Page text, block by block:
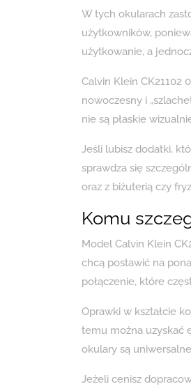
W tych okularach
użytkowników,
użytkowanie, a
Calvin Klein CK21102
nowoczesny i
nie są płaskie
Jeśli lubisz dodatki,
sprawdza się
oraz z biżuterią czy
Komu
Model Calvin Klein
chcą postawić na
połączenie, które
Oprawki w kształcie
temu można uzyskać
okulary są
Jeżeli cenisz